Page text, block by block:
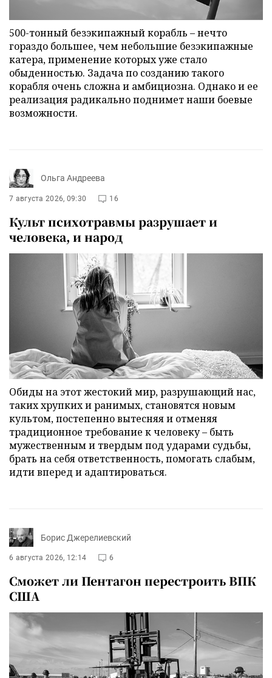
500-тонный безэкипажный корабль – нечто
гораздо большее, чем небольшие безэкипажные
катера, применение которых уже стало
обыденностью. Задача по созданию такого
корабля очень сложна и амбициозна. Однако и ее
реализация радикально поднимет наши боевые
возможности.
Ольга Андреева
7 августа 2026, 09:30 16
Культ психотравмы разрушает и
человека, и народ
Обиды на этот жестокий мир, разрушающий нас,
таких хрупких и ранимых, становятся новым
культом, постепенно вытесняя и отменяя
традиционное требование к человеку – быть
мужественным и твердым под ударами судьбы,
брать на себя ответственность, помогать слабым,
идти вперед и адаптироваться.
Борис Джерелиевский
6 августа 2026, 12:14 6
Сможет ли Пентагон перестроить ВПК
США